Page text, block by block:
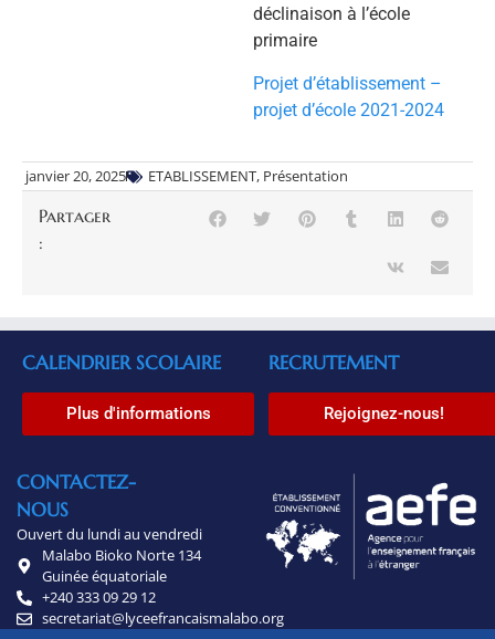
déclinaison à l’école
primaire
Projet d’établissement –
projet d’école 2021-2024
janvier 20, 2025 ETABLISSEMENT, Présentation
Partager
:
CALENDRIER SCOLAIRE
Plus d'informations
RECRUTEMENT
Rejoignez-nous!
CONTACTEZ-
NOUS
Ouvert du lundi au vendredi
Malabo Bioko Norte 134
Guinée équatoriale
+240 333 09 29 12
secretariat@lyceefrancaismalabo.org